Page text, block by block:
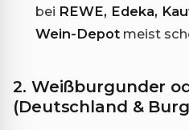
bei REWE, Edeka,
Wein-Depot meist
2. Weißburgunder
(Deutschland &